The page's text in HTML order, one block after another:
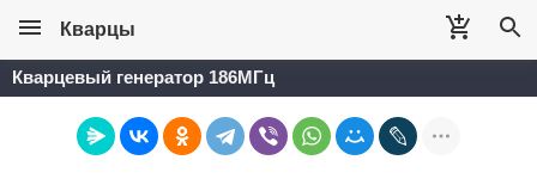
Кварцы
Кварцевый генератор 186МГц